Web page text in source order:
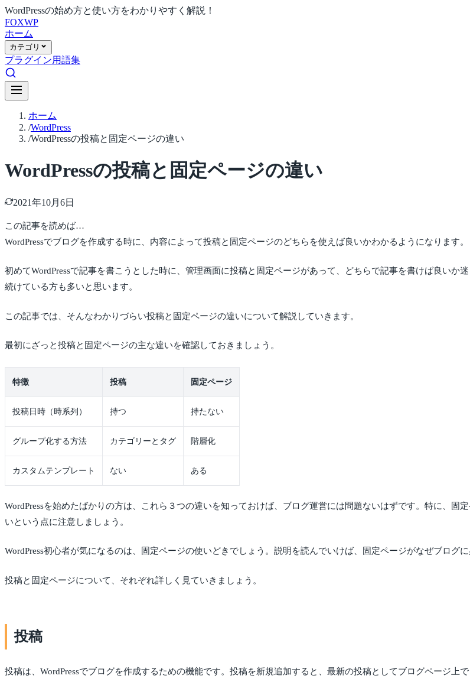
WordPressの始め方と使い方をわかりやすく解説！
FOXWP
ホーム
カテゴリ
プラグイン用語集
ホーム
/WordPress
/WordPressの投稿と固定ページの違い
WordPressの投稿と固定ページの違い
2021年10月6日
この記事を読めば…
WordPressでブログを作成する時に、内容によって投稿と固定ページのどちらを使えば良いかわかるようになります。
初めてWordPressで記事を書こうとした時に、管理画面に投稿と固定ページがあって、どちらで記事を書けば良い
続けている方も多いと思います。
この記事では、そんなわかりづらい投稿と固定ページの違いについて解説していきます。
最初にざっと投稿と固定ページの主な違いを確認しておきましょう。
特徴 投稿 固定ページ
投稿日時（時系列） 持つ 持たない
グループ化する方法 カテゴリーとタグ 階層化
カスタムテンプレート ない ある
WordPressを始めたばかりの方は、これら３つの違いを知っておけば、ブログ運営には問題ないはずです。特に、
いという点に注意しましょう。
WordPress初心者が気になるのは、固定ページの使いどきでしょう。説明を読んでいけば、固定ページがなぜブログ
投稿と固定ページについて、それぞれ詳しく見ていきましょう。
投稿
投稿は、WordPressでブログを作成するための機能です。投稿を新規追加すると、最新の投稿としてブログページ上